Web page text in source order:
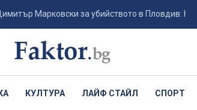
за убийството в Пловдив: Не съм
КУЛТУРА ЛАЙФ СТАЙЛ СПОРТ